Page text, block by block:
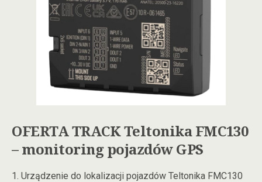
OFERTA TRACK Teltonika FMC130
– monitoring pojazdów GPS
1. Urządzenie do lokalizacji pojazdów Teltonika FMC130